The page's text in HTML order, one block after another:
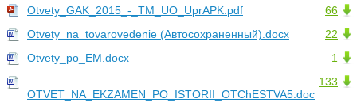
66
Otvety_GAK_2015_-_TM_UO_UprAPK.pdf
22
Otvety_na_tovarovedenie (Автосохраненный).docx
1
Otvety_po_EM.docx
133
OTVET_NA_EKZAMEN_PO_ISTORII_OTChESTVA5.doc